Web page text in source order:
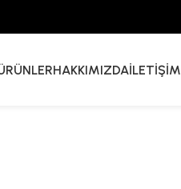
HAKKIMIZDAİLETIŞIM